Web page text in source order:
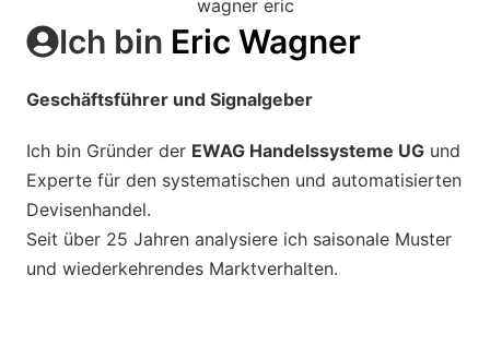
Ich bin Eric Wagner
Geschäftsführer und Signalgeber
Ich bin Gründer der EWAG Handelssysteme UG und
Experte für den systematischen und automatisierten
Devisenhandel.
Seit über 25 Jahren analysiere ich saisonale Muster
und wiederkehrendes Marktverhalten.